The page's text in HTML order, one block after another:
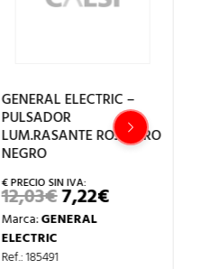
GENERAL ELECTRIC –
PULSADOR
LUM.RASANTE ROJO ARO
NEGRO
12,03€EL
PRECIO
ORIGINAL
7,22€EL
PRECIO
Marca:GENERAL
ELECTRIC
Ref.: 185491